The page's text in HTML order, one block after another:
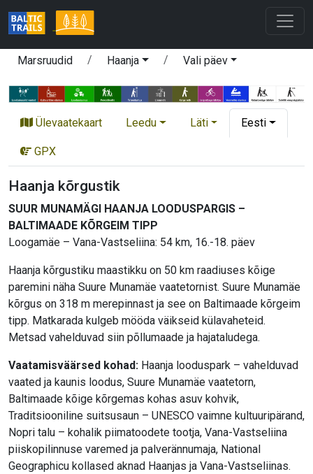
Marsruudid Haanja Vali päev
Ülevaatekaart Leedu Läti Eesti
GPX
Haanja kõrgustik
SUUR MUNAMÄGI HAANJA LOODUSPARGIS –
BALTIMAADE KÕRGEIM TIPP
Loogamäe – Vana-Vastseliina: 54 km, 16.-18. päev
Haanja kõrgustiku maastikku on 50 km raadiuses kõige
paremini näha Suure Munamäe vaatetornist. Suure Munamäe
kõrgus on 318 m merepinnast ja see on Baltimaade kõrgeim
tipp. Matkarada kulgeb mööda väikseid külavaheteid.
Metsad vahelduvad siin põllumaade ja hajataludega.
Vaatamisväärsed kohad: Haanja looduspark – vahelduvad
vaated ja kaunis loodus, Suure Munamäe vaatetorn,
Baltimaade kõige kõrgemas kohas asuv kohvik,
Traditsiooniline suitsusaun – UNESCO vaimne kultuuripärand,
Nopri talu – kohalik piimatoodete tootja, Vana-Vastseliina
piiskopilinnuse varemed ja palverännumaja, National
Geographicu kollased aknad Haanjas ja Vana-Vastseliinas.